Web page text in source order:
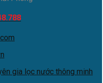
gia lọc nước thông minh